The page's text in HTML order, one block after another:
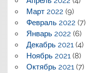
Март 2022 (9)
Февраль 2022 (7)
Январь 2022 (6)
Декабрь 2021(4)
Ноябрь 2021(8)
Октябрь 2021(7)